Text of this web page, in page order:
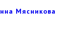
Мясникова